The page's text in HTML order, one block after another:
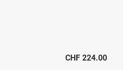
CHF 224.00